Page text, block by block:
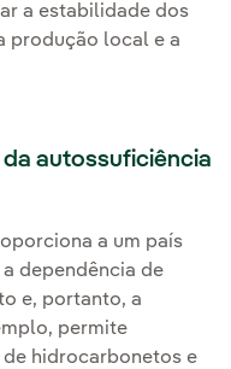
a estabilidade dos
produção local e a
autossuficiência
a um país
dependência de
e, portanto, a
permite
hidrocarbonetos e